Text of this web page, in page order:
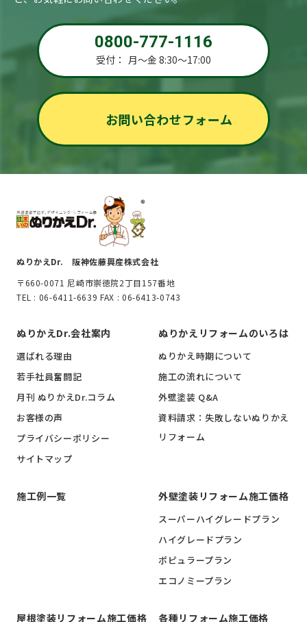
0800-777-1116
受付： 月～金 8:30～17:00
お問い合わせフォーム
ぬりかえDr. 阪神佐藤興産株式会社
〒660-0071 尼崎市崇徳院2丁目157番地
TEL : 06-6411-6639 FAX : 06-6413-0743
ぬりかえDr.会社案内
選ばれる理由
若手社員奮闘記
月刊 ぬりかえDr.コラム
お客様の声
プライバシーポリシー
サイトマップ
ぬりかえリフォームのいろは
ぬりかえ時期について
施工の流れについて
外壁塗装 Q&A
資料請求：失敗しないぬりかえ
リフォーム
施工例一覧 外壁塗装リフォーム施工価格
スーパーハイグレードプラン
ハイグレードプラン
ポピュラープラン
エコノミープラン
屋根塗装リフォーム施工価格 各種リフォーム施工価格